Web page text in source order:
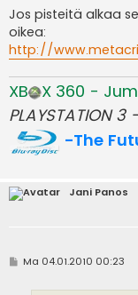
Jos pisteitä alkaa
oikea:
http://
XB
X 360 -
PLAYSTATION 3
-The
Jani Panos
VMa 04.01.2010 00:23